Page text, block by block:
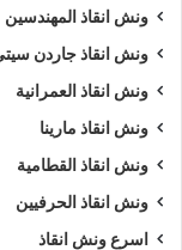
ونش انقاذ المهندسين
ونش انقاذ جاردن
ونش انقاذ العمرانية
ونش انقاذ مارينا
ونش انقاذ القطامية
ونش انقاذ الحرفيين
اسرع ونش انقاذ